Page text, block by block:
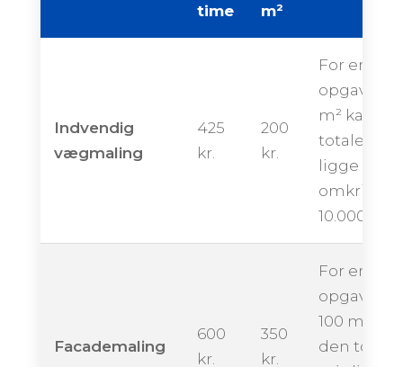
time
m²
Indvendig
vægmaling
425
kr.
200
kr.
For en
opgave på
m² kan
totale pris
ligge
omkring
10.000
Facademaling
600
kr.
350
kr.
For en
opgave på
100 m² kan
den totale